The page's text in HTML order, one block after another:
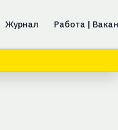
Журнал Работа |